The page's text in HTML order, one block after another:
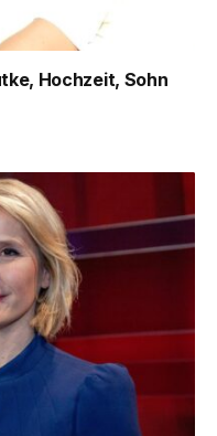
Hochzeit, Sohn